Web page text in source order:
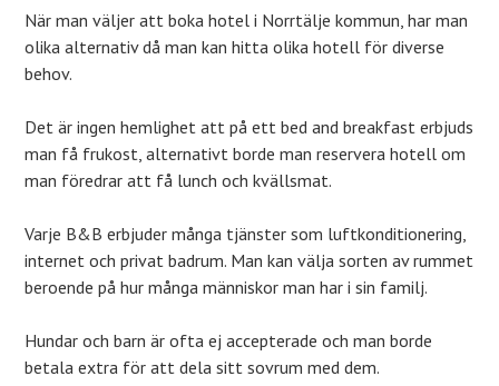
När man väljer att boka hotel i Norrtälje kommun, har man
olika alternativ då man kan hitta olika hotell för diverse
behov.
Det är ingen hemlighet att på ett bed and breakfast erbjuds
man få frukost, alternativt borde man reservera hotell om
man föredrar att få lunch och kvällsmat.
Varje B&B erbjuder många tjänster som luftkonditionering,
internet och privat badrum. Man kan välja sorten av rummet
beroende på hur många människor man har i sin familj.
Hundar och barn är ofta ej accepterade och man borde
betala extra för att dela sitt sovrum med dem.